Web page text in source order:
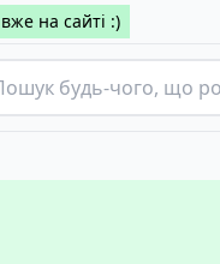
на сайті :)